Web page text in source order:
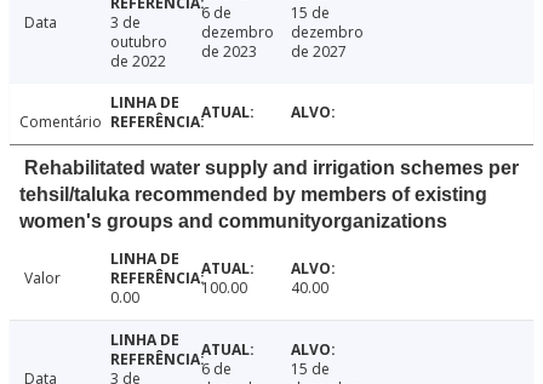
Data
3 de
outubro
de 2022
6 de
dezembro
de 2023
15 de
dezembro
de 2027
Comentário
Rehabilitated water supply and irrigation schemes per
tehsil/taluka recommended by members of existing
women's groups and communityorganizations
Valor
0.00
100.00 40.00
Data
3 de
6 de
15 de